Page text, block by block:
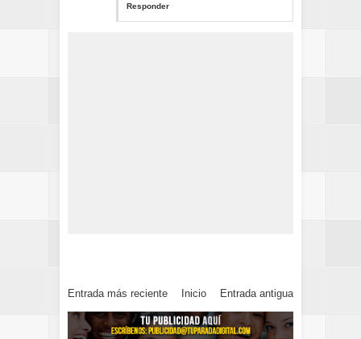
Responder
Entrada más reciente Entrada antigua
Inicio